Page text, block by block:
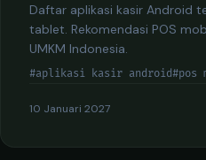
Daftar aplikasi kasir Android
tablet. Rekomendasi POS
UMKM Indonesia.
#aplikasi kasir android#pos
10 Januari 2027